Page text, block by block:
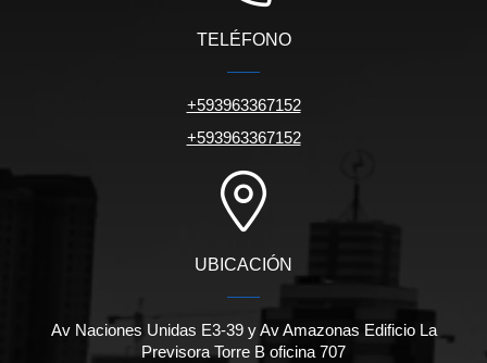
TELÉFONO
+593963367152
+593963367152
UBICACIÓN
Av Naciones Unidas E3-39 y Av Amazonas Edificio La
Previsora Torre B oficina 707